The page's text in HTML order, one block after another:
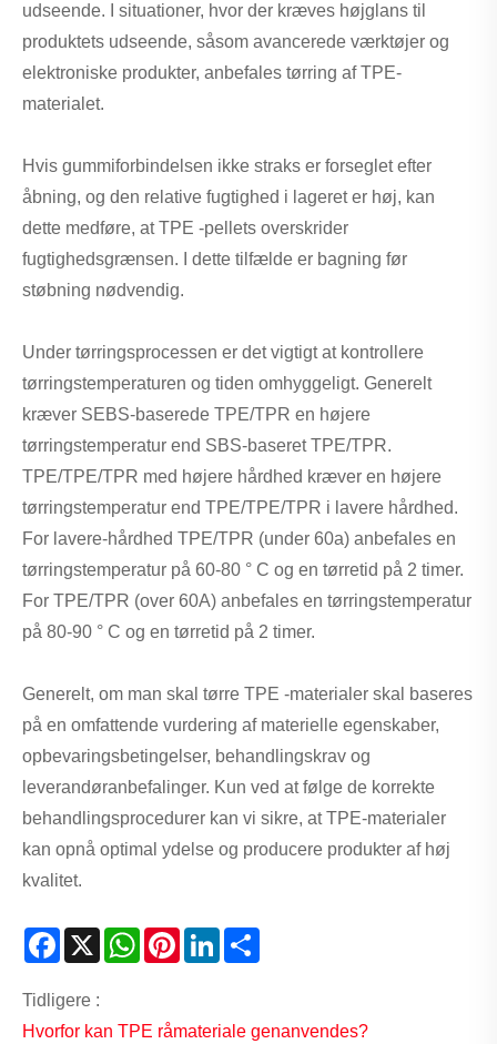
udseende. I situationer, hvor der kræves højglans til
produktets udseende, såsom avancerede værktøjer og
elektroniske produkter, anbefales tørring af TPE-
materialet.
Hvis gummiforbindelsen ikke straks er forseglet efter
åbning, og den relative fugtighed i lageret er høj, kan
dette medføre, at TPE -pellets overskrider
fugtighedsgrænsen. I dette tilfælde er bagning før
støbning nødvendig.
Under tørringsprocessen er det vigtigt at kontrollere
tørringstemperaturen og tiden omhyggeligt. Generelt
kræver SEBS-baserede TPE/TPR en højere
tørringstemperatur end SBS-baseret TPE/TPR.
TPE/TPE/TPR med højere hårdhed kræver en højere
tørringstemperatur end TPE/TPE/TPR i lavere hårdhed.
For lavere-hårdhed TPE/TPR (under 60a) anbefales en
tørringstemperatur på 60-80 ° C og en tørretid på 2 timer.
For TPE/TPR (over 60A) anbefales en tørringstemperatur
på 80-90 ° C og en tørretid på 2 timer.
Generelt, om man skal tørre TPE -materialer skal baseres
på en omfattende vurdering af materielle egenskaber,
opbevaringsbetingelser, behandlingskrav og
leverandøranbefalinger. Kun ved at følge de korrekte
behandlingsprocedurer kan vi sikre, at TPE-materialer
kan opnå optimal ydelse og producere produkter af høj
kvalitet.
Facebook
X WhatsAppPinterestLinkedIn
Tidligere :
Hvorfor kan TPE råmateriale genanvendes?